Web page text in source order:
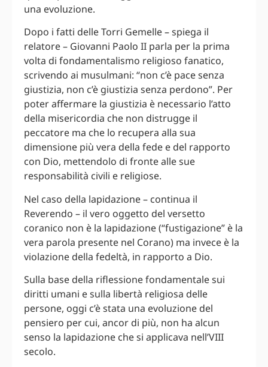
una evoluzione.
Dopo i fatti delle Torri Gemelle – spiega il
relatore – Giovanni Paolo II parla per la prima
volta di fondamentalismo religioso fanatico,
scrivendo ai musulmani: “non c’è pace senza
giustizia, non c’è giustizia senza perdono”. Per
poter affermare la giustizia è necessario l’atto
della misericordia che non distrugge il
peccatore ma che lo recupera alla sua
dimensione più vera della fede e del rapporto
con Dio, mettendolo di fronte alle sue
responsabilità civili e religiose.
Nel caso della lapidazione – continua il
Reverendo – il vero oggetto del versetto
coranico non è la lapidazione (“fustigazione” è la
vera parola presente nel Corano) ma invece è la
violazione della fedeltà, in rapporto a Dio.
Sulla base della riflessione fondamentale sui
diritti umani e sulla libertà religiosa delle
persone, oggi c’è stata una evoluzione del
pensiero per cui, ancor di più, non ha alcun
senso la lapidazione che si applicava nell’VIII
secolo.